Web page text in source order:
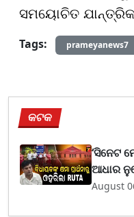
ସମୟୋଚିତ ଯାନ୍ତ୍ରିକ
Tags:
prameyanews7
କଟକ
‘ସିନେଟ
ଆଧାର
August